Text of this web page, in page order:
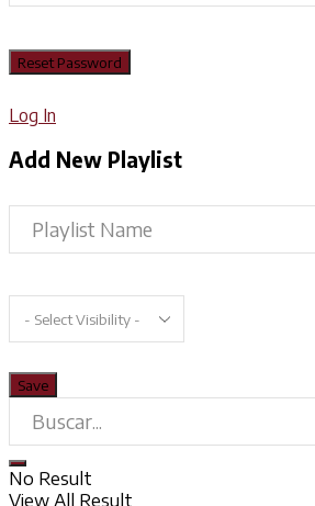
Log In
Add New Playlist
No Result
View All Result